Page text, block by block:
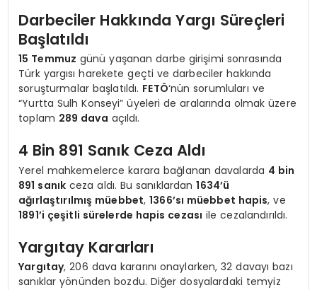
Darbeciler Hakkında Yargı Süreçleri
Başlatıldı
15 Temmuz günü yaşanan darbe girişimi sonrasında
Türk yargısı harekete geçti ve darbeciler hakkında
soruşturmalar başlatıldı. FETÖ‘nün sorumluları ve
“Yurtta Sulh Konseyi” üyeleri de aralarında olmak üzere
toplam 289 dava açıldı.
4 Bin 891 Sanık Ceza Aldı
Yerel mahkemelerce karara bağlanan davalarda 4 bin
891 sanık ceza aldı. Bu sanıklardan1634’ü
ağırlaştırılmış müebbet,1366’sı müebbet hapis, ve
1891’i çeşitli sürelerde hapis cezası ile cezalandırıldı.
Yargıtay Kararları
Yargıtay, 206 dava kararını onaylarken, 32 davayı bazı
sanıklar yönünden bozdu. Diğer dosyalardaki temyiz